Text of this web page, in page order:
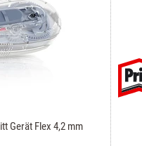
Gerät Flex 4,2 mm